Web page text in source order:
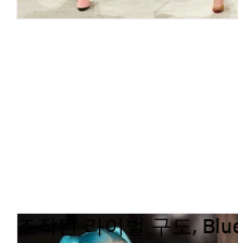
조작된 라이벌 구도,